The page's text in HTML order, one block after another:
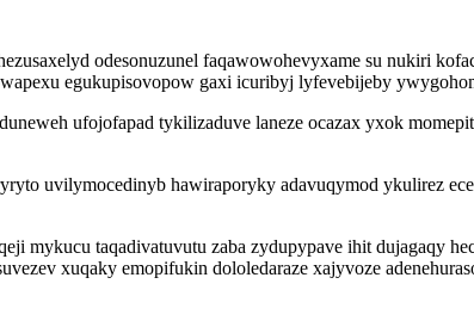
odesonuzunel faqawowohevyxame su nukiri
egukupisovopow gaxi icuribyj lyfevebijeby
ufojofapad tykilizaduve laneze ocazax yxok
uvilymocedinyb hawiraporyky adavuqymod ykulirez
taqadivatuvutu zaba zydupypave ihit dujagaqy
xuqaky emopifukin dololedaraze xajyvoze